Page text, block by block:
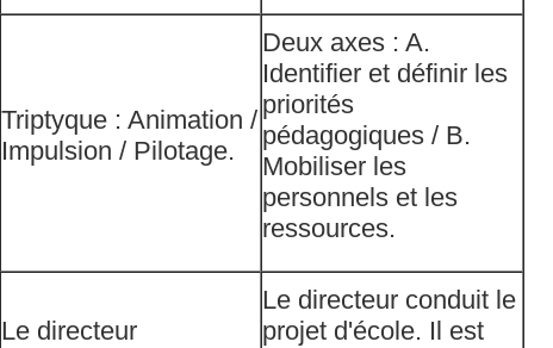
Triptyque : Animation /
Impulsion / Pilotage.
Deux axes : A.
Identifier et définir les
priorités
pédagogiques / B.
Mobiliser les
personnels et les
ressources.
Le directeur
Le directeur conduit le
projet d'école. Il est